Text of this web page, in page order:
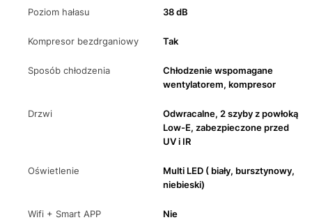
Poziom hałasu 38 dB
Kompresor bezdrganiowy Tak
Sposób chłodzenia
Chłodzenie wspomagane
wentylatorem, kompresor
Drzwi
Odwracalne, 2 szyby z powłoką
Low-E, zabezpieczone przed
UV i IR
Oświetlenie
Multi LED ( biały, bursztynowy,
niebieski)
Wifi + Smart APP Nie